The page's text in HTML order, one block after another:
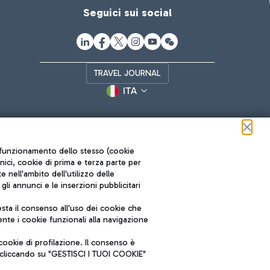
Seguici sui social
TRAVEL JOURNAL
ITA
Roma FCO
L'aeroporto stellato
SOSTENIBILITÀ INNOVAZIONE
dello stesso (cookie
cookie di prima e terza parte per
nell'ambito dell'utilizzo delle
annunci e le inserzioni pubblicitari
il consenso all'uso dei cookie che
i cookie funzionali alla navigazione
di profilazione. Il consenso è
su "GESTISCI I TUOI COOKIE"